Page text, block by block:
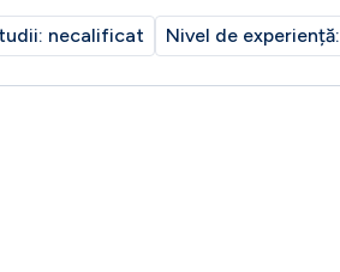
detalii.
necalificat Nivel de experiență: